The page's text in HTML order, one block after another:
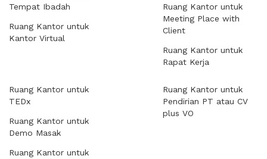
Tempat Ibadah
Ruang Kantor untuk
Kantor Virtual
Ruang Kantor untuk
Meeting Place with
Client
Ruang Kantor untuk
Rapat Kerja
Ruang Kantor untuk
TEDx
Ruang Kantor untuk
Demo Masak
Ruang Kantor untuk
Ruang Kantor untuk
Pendirian PT atau CV
plus VO